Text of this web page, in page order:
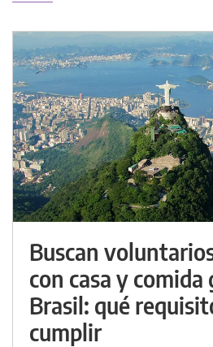
Buscan
con casa y comida
Brasil: qué
cumplir